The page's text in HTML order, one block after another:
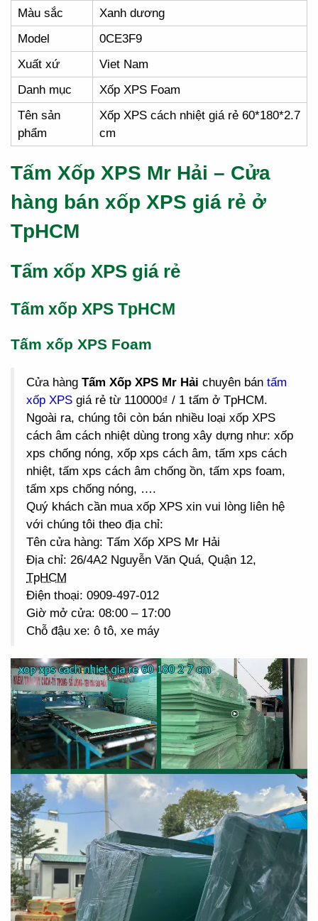
Màu sắc
Xanh dương
Model
0CE3F9
Xuất xứ
Viet Nam
Danh mục
Xốp XPS Foam
Tên sản
phẩm
Xốp XPS cách nhiệt giá rẻ 60*180*2.7
cm
Tấm Xốp XPS Mr Hải – Cửa
hàng bán xốp XPS giá rẻ ở
TpHCM
Tấm xốp XPS giá rẻ
Tấm xốp XPS TpHCM
Tấm xốp XPS Foam
Cửa hàng Tấm Xốp XPS Mr Hải chuyên bán tấm
xốp XPS giá rẻ từ 110000₫ / 1 tấm ở TpHCM.
Ngoài ra, chúng tôi còn bán nhiều loại xốp XPS
cách âm cách nhiệt dùng trong xây dựng như: xốp
xps chống nóng, xốp xps cách âm, tấm xps cách
nhiệt, tấm xps cách âm chống ồn, tấm xps foam,
tấm xps chống nóng, ….
Quý khách cần mua xốp XPS xin vui lòng liên hệ
với chúng tôi theo địa chỉ:
Tên cửa hàng: Tấm Xốp XPS Mr Hải
Địa chỉ: 26/4A2 Nguyễn Văn Quá, Quận 12,
TpHCM
Điện thoại: 0909-497-012
Giờ mở cửa: 08:00 – 17:00
Chỗ đậu xe: ô tô, xe máy